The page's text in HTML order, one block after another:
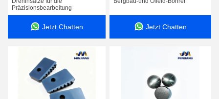
Präzisionsbearbeitung
Jetzt Chatten Jetzt Chatten